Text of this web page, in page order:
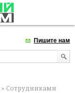
Пишите нам
» Сотрудниками